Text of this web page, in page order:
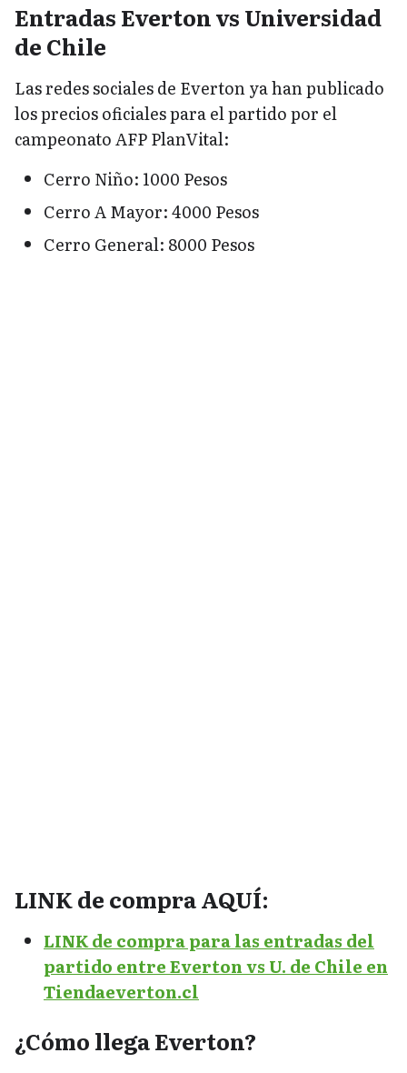
Entradas Everton vs Universidad
de Chile
Las redes sociales de Everton ya han publicado
los precios oficiales para el partido por el
campeonato AFP PlanVital:
Cerro Niño: 1000 Pesos
Cerro A Mayor: 4000 Pesos
Cerro General: 8000 Pesos
LINK de compra AQUÍ:
LINK de compra para las entradas del
partido entre Everton vs U. de Chile en
Tiendaeverton.cl
¿Cómo llega Everton?